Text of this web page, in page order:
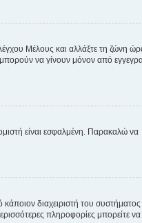
Μέλους και αλλάξτε τη ζώνη
να γίνουν μόνον από
είναι εσφαλμένη. Παρακαλώ να
διαχειριστή του συστήματος
πληροφορίες μπορείτε να